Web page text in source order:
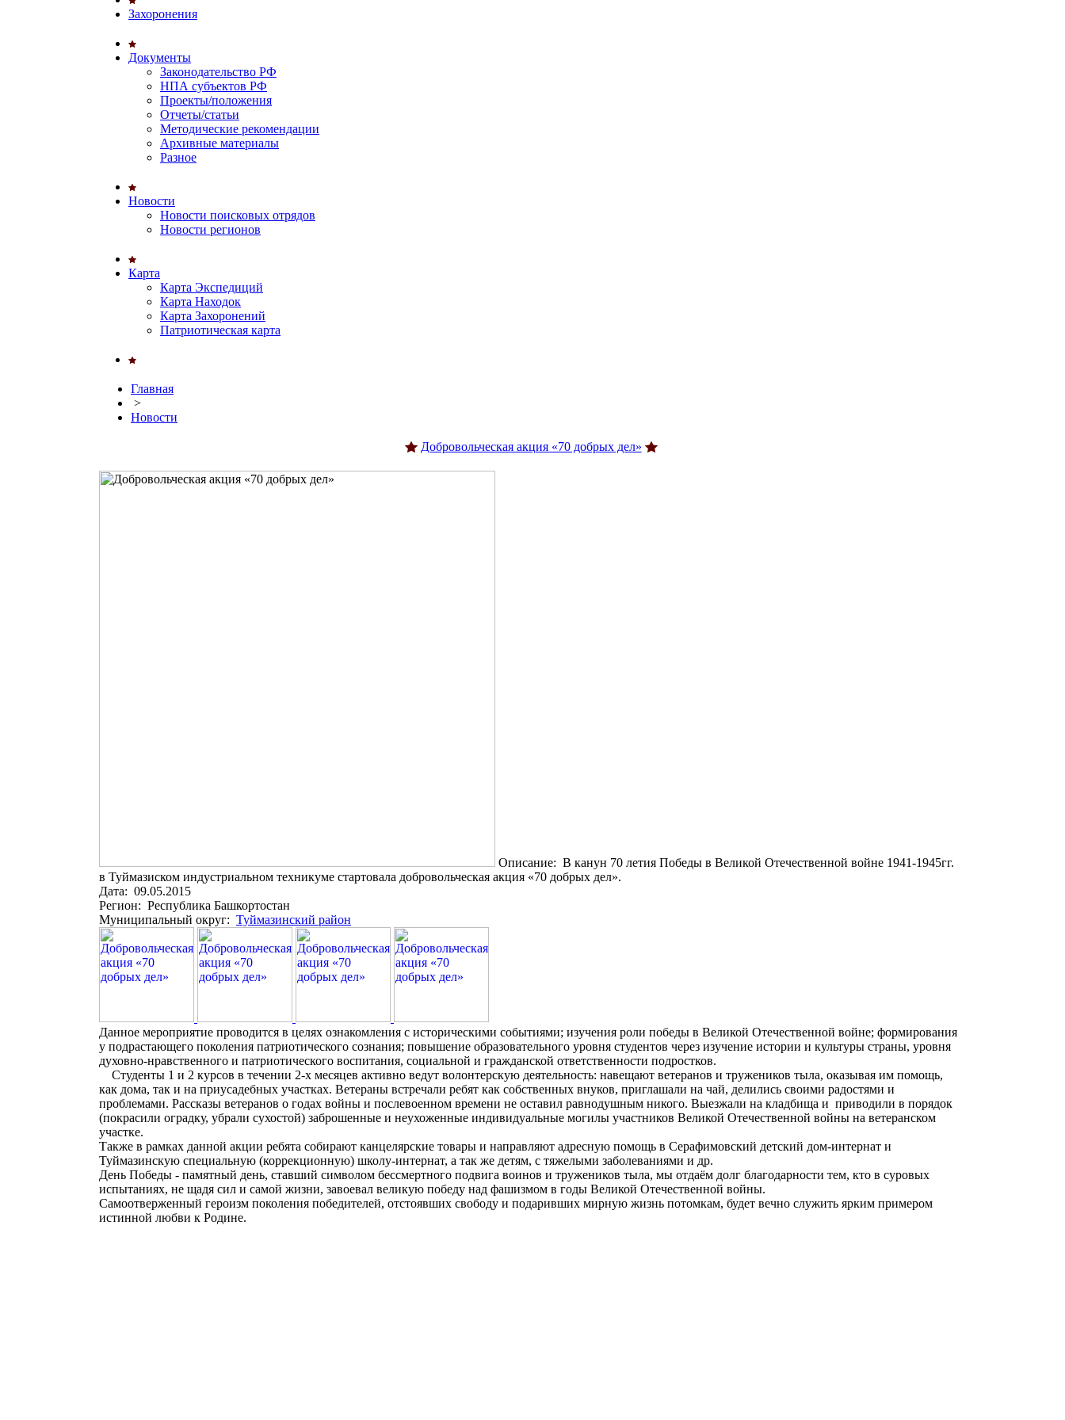
Захоронения
Документы
Законодательство РФ
НПА субъектов РФ
Проекты/положения
Отчеты/статьи
Методические рекомендации
Архивные материалы
Разное
Новости
Новости поисковых отрядов
Новости регионов
Карта
Карта Экспедиций
Карта Находок
Карта Захоронений
Патриотическая карта
Главная
>
Новости
Добровольческая акция «70 добрых дел»
Описание: В канун 70 летия Победы в Великой Отечественной войне 1941-1945гг.
в Туймазиском индустриальном техникуме стартовала добровольческая акция «70 добрых дел».
Дата: 09.05.2015
Регион: Республика Башкортостан
Муниципальный округ: Туймазинский район
Данное мероприятие проводится в целях ознакомления с историческими событиями; изучения роли победы в Великой Отечественной войне; формирования
у подрастающего поколения патриотического сознания; повышение образовательного уровня студентов через изучение истории и культуры страны, уровня
духовно-нравственного и патриотического воспитания, социальной и гражданской ответственности подростков.
Студенты 1 и 2 курсов в течении 2-х месяцев активно ведут волонтерскую деятельность: навещают ветеранов и тружеников тыла, оказывая им помощь,
как дома, так и на приусадебных участках. Ветераны встречали ребят как собственных внуков, приглашали на чай, делились своими радостями и
проблемами. Рассказы ветеранов о годах войны и послевоенном времени не оставил равнодушным никого. Выезжали на кладбища и приводили в порядок
(покрасили оградку, убрали сухостой) заброшенные и неухоженные индивидуальные могилы участников Великой Отечественной войны на ветеранском
участке.
Также в рамках данной акции ребята собирают канцелярские товары и направляют адресную помощь в Серафимовский детский дом-интернат и
Туймазинскую специальную (коррекционную) школу-интернат, а так же детям, с тяжелыми заболеваниями и др.
День Победы - памятный день, ставший символом бессмертного подвига воинов и тружеников тыла, мы отдаём долг благодарности тем, кто в суровых
испытаниях, не щадя сил и самой жизни, завоевал великую победу над фашизмом в годы Великой Отечественной войны.
Самоотверженный героизм поколения победителей, отстоявших свободу и подаривших мирную жизнь потомкам, будет вечно служить ярким примером
истинной любви к Родине.